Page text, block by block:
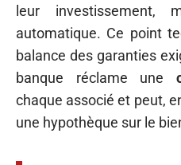
leur investissement,
automatique. Ce point
balance des garanties
banque réclame une
chaque associé et peut,
une hypothèque sur le